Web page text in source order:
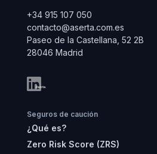
+34 915 107 050
contacto@aserta.com.es
Paseo de la Castellana, 52 2B
28046 Madrid
Seguros de caución
¿Qué es?
Zero Risk Score (ZRS)